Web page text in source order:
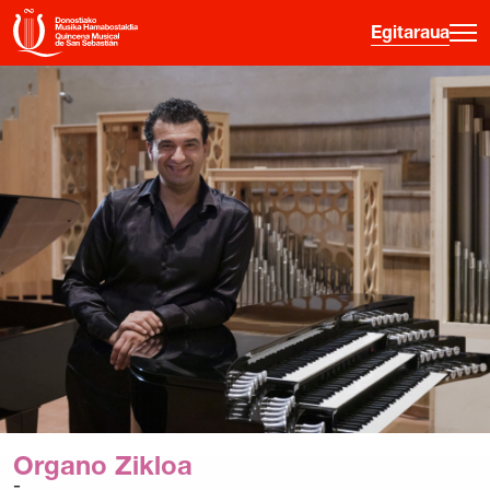
Egitaraua
ES · EU
Egitaraua
Gainerako jarduerak
Sarreren Informazioa
Hasiberrientzako gida
Ordu Gaztea
Hamabostaldia
Historia
Aurreko edizioak
Organo Zikloa